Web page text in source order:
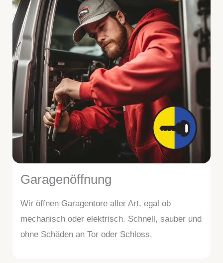
Garagenöffnung
Wir öffnen Garagentore aller Art, egal ob
mechanisch oder elektrisch. Schnell, sauber und
ohne Schäden an Tor oder Schloss.